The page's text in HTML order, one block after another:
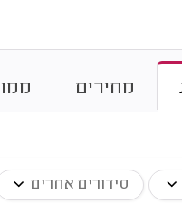
מחירים
סידורים אחרים